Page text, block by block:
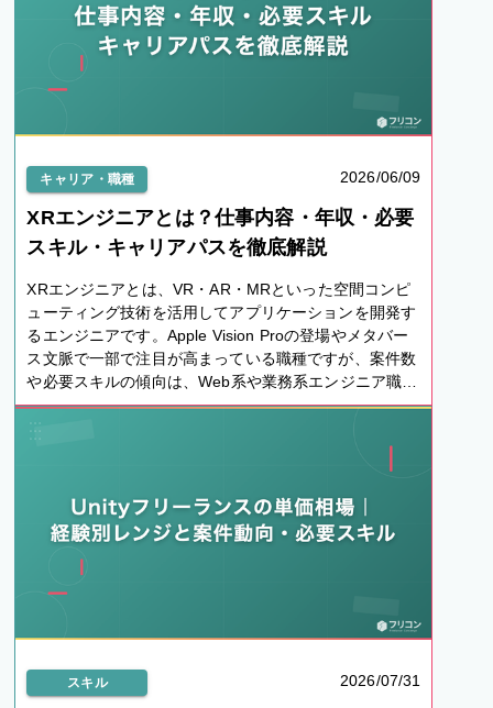
キャリア・職種 2026/06/09
XRエンジニアとは？仕事内容・年収・必要
スキル・キャリアパスを徹底解説
XRエンジニアとは、VR・AR・MRといった空間コンピ
ューティング技術を活用してアプリケーションを開発す
るエンジニアです。Apple Vision Proの登場やメタバー
ス文脈で一部で注目が高まっている職種ですが、案件数
や必要スキルの傾向は、Web系や業務系エンジニア職と
は異なります。ゲーム・3DCG・Web系から転身できる
かも含め、職種選択の判断材料として解説します。
スキル 2026/07/31